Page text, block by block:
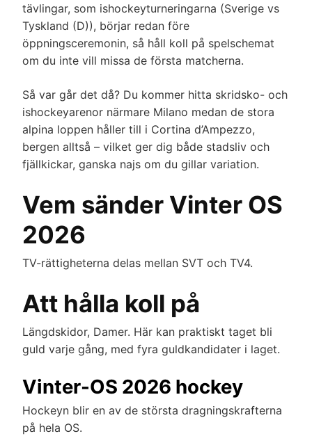
tävlingar, som ishockeyturneringarna (Sverige vs
Tyskland (D)), börjar redan före
öppningsceremonin, så håll koll på spelschemat
om du inte vill missa de första matcherna.
Så var går det då? Du kommer hitta skridsko- och
ishockeyarenor närmare Milano medan de stora
alpina loppen håller till i Cortina d’Ampezzo,
bergen alltså – vilket ger dig både stadsliv och
fjällkickar, ganska najs om du gillar variation.
Vem sänder Vinter OS
2026
TV-rättigheterna delas mellan SVT och TV4.
Att hålla koll på
Längdskidor, Damer. Här kan praktiskt taget bli
guld varje gång, med fyra guldkandidater i laget.
Vinter-OS 2026 hockey
Hockeyn blir en av de största dragningskrafterna
på hela OS.